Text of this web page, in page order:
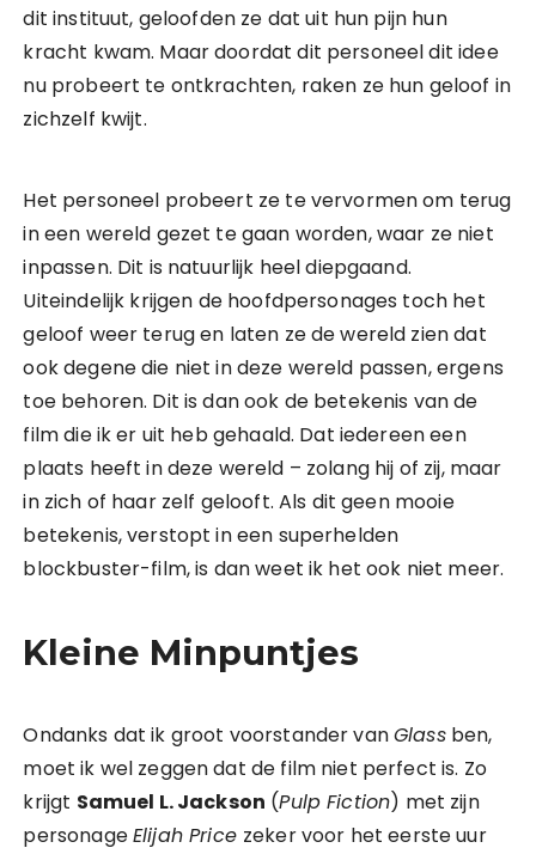
dit instituut, geloofden ze dat uit hun pijn hun
kracht kwam. Maar doordat dit personeel dit idee
nu probeert te ontkrachten, raken ze hun geloof in
zichzelf kwijt.
Het personeel probeert ze te vervormen om terug
in een wereld gezet te gaan worden, waar ze niet
inpassen. Dit is natuurlijk heel diepgaand.
Uiteindelijk krijgen de hoofdpersonages toch het
geloof weer terug en laten ze de wereld zien dat
ook degene die niet in deze wereld passen, ergens
toe behoren. Dit is dan ook de betekenis van de
film die ik er uit heb gehaald. Dat iedereen een
plaats heeft in deze wereld – zolang hij of zij, maar
in zich of haar zelf gelooft. Als dit geen mooie
betekenis, verstopt in een superhelden
blockbuster-film, is dan weet ik het ook niet meer.
Kleine Minpuntjes
Ondanks dat ik groot voorstander vanGlassben,
moet ik wel zeggen dat de film niet perfect is. Zo
krijgt Samuel L. Jackson (Pulp Fiction) met zijn
personageElijah Price zeker voor het eerste uur